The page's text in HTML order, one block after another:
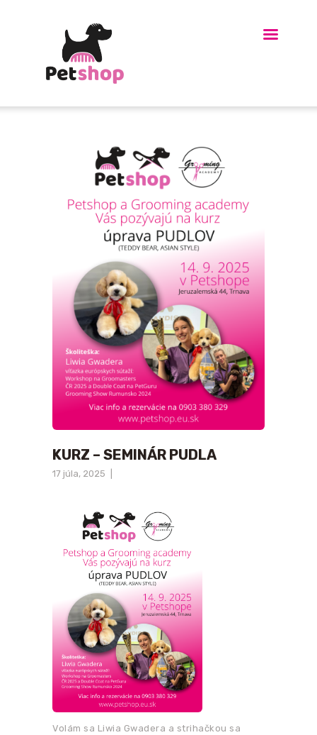
HOME
BLÍZKYCH
GALÉRIA
BLOG
KONTAKT
LINKY-ODKAZY
E-SHOP
KURZ – SEMINÁR PUDLA
17 júla, 2025
Volám sa Liwia Gwadera a strihačkou sa